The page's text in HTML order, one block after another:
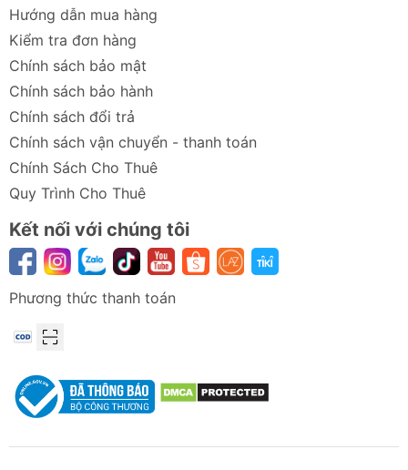
Hướng dẫn mua hàng
Kiểm tra đơn hàng
Chính sách bảo mật
Chính sách bảo hành
Chính sách đổi trả
Chính sách vận chuyển - thanh toán
Chính Sách Cho Thuê
Quy Trình Cho Thuê
Kết nối với chúng tôi
Phương thức thanh toán